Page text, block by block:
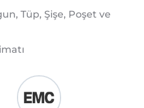
Tüp, Şişe, Poşet ve